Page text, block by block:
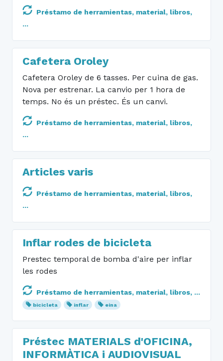
Préstamo de herramientas, material, libros,
...
Cafetera Oroley
Cafetera Oroley de 6 tasses. Per cuina de gas.
Nova per estrenar. La canvio per 1 hora de
temps. No és un préstec. És un canvi.
Préstamo de herramientas, material, libros,
...
Articles varis
Préstamo de herramientas, material, libros,
...
Inflar rodes de bicicleta
Prestec temporal de bomba d'aire per inflar
les rodes
Préstamo de herramientas, material, libros, ...
bicicleta inflar eina
Préstec MATERIALS d'OFICINA,
INFORMÀTICA i AUDIOVISUAL